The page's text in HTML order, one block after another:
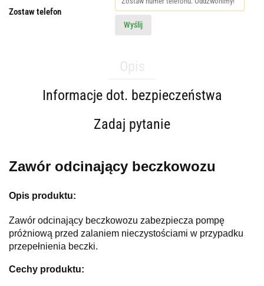
Zostaw telefon
Wyślij
Informacje dot. bezpieczeństwa
Zadaj pytanie
Zawór odcinający beczkowozu
Opis produktu:
Zawór odcinający beczkowozu zabezpiecza pompę
próżniową przed zalaniem nieczystościami w przypadku
przepełnienia beczki.
Cechy produktu: